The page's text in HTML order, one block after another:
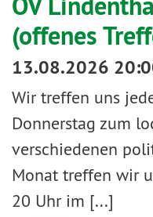
(offenes
13.08.2026
Wir treffen uns
Donnerstag zum
verschiedenen
Monat treffen wir
20 Uhr im [...]